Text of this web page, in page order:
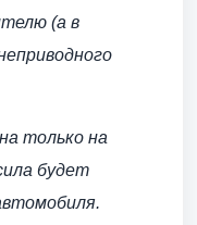
(а в
только на
будет